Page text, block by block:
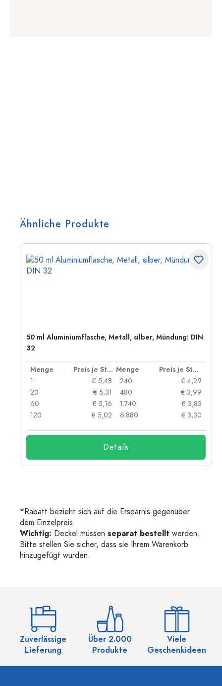
Ähnliche Produkte
50 ml Aluminiumflasche, Metall, silber, Mündung: DIN
32
Menge Preis je Stück Menge
Preis je Stück
1
€ 5,48
20
€ 5,31
60
€ 5,16
120
€ 5,02
240
€ 4,29
480
€ 3,99
1.740
€ 3,83
6.880
€ 3,30
Details
*Rabatt bezieht sich auf die Ersparnis gegenüber
dem Einzelpreis.
Wichtig: Deckel müssen separat bestellt werden.
Bitte stellen Sie sicher, dass sie Ihrem Warenkorb
hinzugefügt wurden.
Zuverlässige
Lieferung
Über 2.000
Produkte
Viele
Geschenkideen